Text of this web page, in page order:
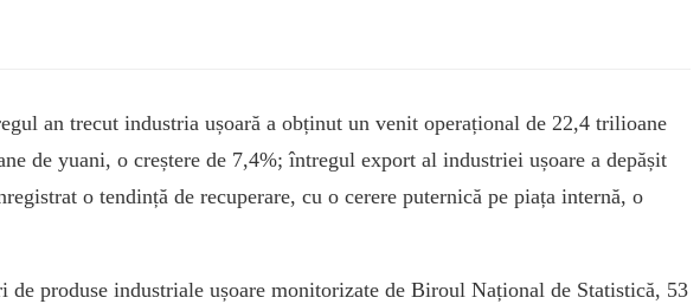
an trecut industria ușoară a obținut un venit operațional de 22,4 trilioane
de yuani, o creștere de 7,4%; întregul export al industriei ușoare a depășit
o tendință de recuperare, cu o cerere puternică pe piața internă, o
produse industriale ușoare monitorizate de Biroul Național de Statistică, 53